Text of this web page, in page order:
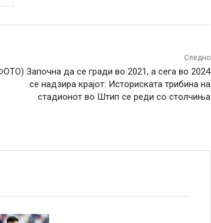
Следно
Започна да се гради во 2021, а сега во 2024
се надзира крајот: Историската трибина на
стадионот во Штип се реди со столчиња